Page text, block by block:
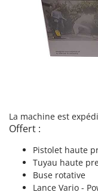
Weber
WIDU
Wiper EcoRobot
Y Yard Force
Zanon
Zephir
La machine est
Offert :
Pistolet haute
Tuyau haute
Buse rotative
Lance Vario -